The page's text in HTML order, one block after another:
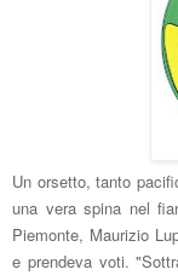
Un orsetto, tanto
una vera spina nel
Piemonte, Maurizio
e prendeva voti.